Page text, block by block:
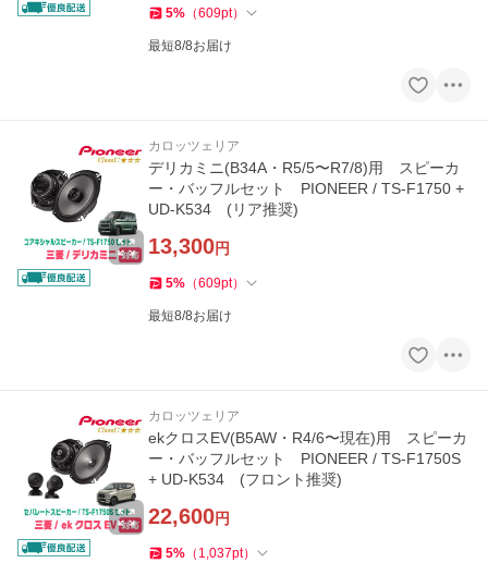
5% （609pt）
最短8/8お届け
カロッツェリア
デリカミニ(B34A・R5/5〜R7/8)用 スピーカ
ー・バッフルセット PIONEER / TS-F1750 +
UD-K534 (リア推奨)
13,300円
5% （609pt）
最短8/8お届け
カロッツェリア
ekクロスEV(B5AW・R4/6〜現在)用 スピーカ
ー・バッフルセット PIONEER / TS-F1750S
+ UD-K534 (フロント推奨)
22,600円
5% （ 1,037pt）